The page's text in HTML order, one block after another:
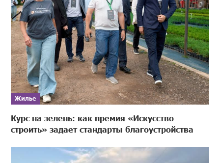
Жилье
Курс на зелень: как премия «Искусство
строить» задает стандарты благоустройства